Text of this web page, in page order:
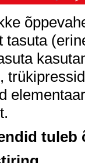
tasuta
tuleb